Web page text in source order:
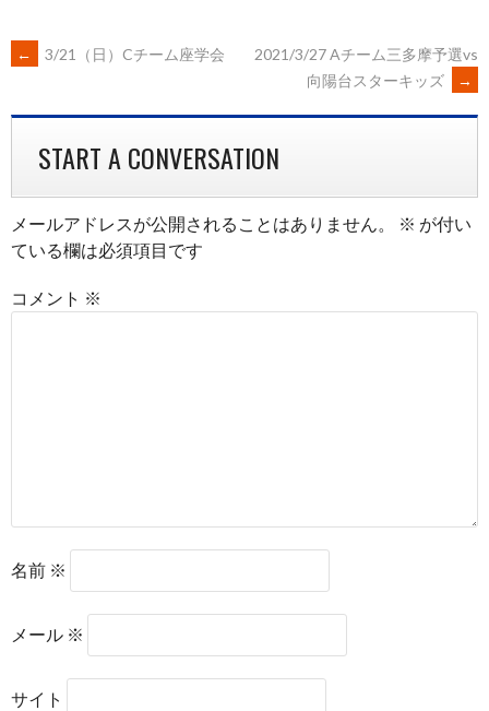
POST
NAVIGATION
← 3/21（日）Cチーム座学会
2021/3/27 Aチーム三多摩予選vs
向陽台スターキッズ
→
START A CONVERSATION
メールアドレスが公開されることはありません。 ※ が付い
ている欄は必須項目です
コメント ※
名前 ※
メール ※
サイト